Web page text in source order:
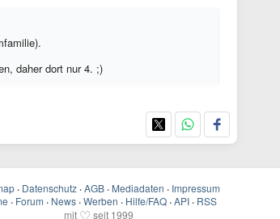
daher dort nur 4. ;)
· Datenschutz · AGB · Mediadaten · Impressum
· Forum · News · Werben · Hilfe/FAQ · API · RSS
mit
seit 1999